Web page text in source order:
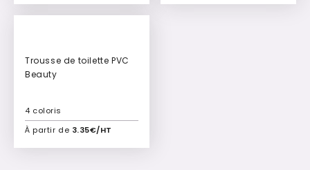
Ajouter à mon devis Ajouter à mon devis
Trousse de toilette PVC
Beauty
À partir de 3.35€/HT
4 coloris
Ajouter à mon devis